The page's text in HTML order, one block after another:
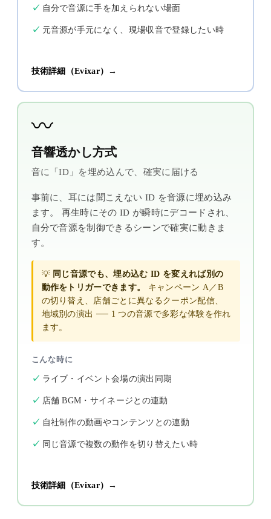
自分で音源に手を加えられない場面
元音源が手元になく、現場収音で登録したい時
技術詳細（Evixar）→
〰️
音響透かし方式
音に「ID」を埋め込んで、確実に届ける
事前に、耳には聞こえない ID を音源に埋め込み
ます。 再生時にその ID が瞬時にデコードされ、
自分で音源を制御できるシーンで確実に動きま
す。
💡 同じ音源でも、埋め込む ID を変えれば別の
動作をトリガーできます。
キャンペーン A／B
の切り替え、店舗ごとに異なるクーポン配信、
地域別の演出 ── 1 つの音源で多彩な体験を作れ
ます。
こんな時に
ライブ・イベント会場の演出同期
店舗 BGM・サイネージとの連動
自社制作の動画やコンテンツとの連動
同じ音源で複数の動作を切り替えたい時
技術詳細（Evixar）→